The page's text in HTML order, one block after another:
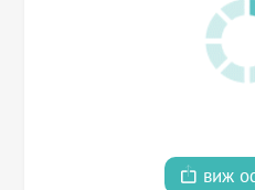
виж